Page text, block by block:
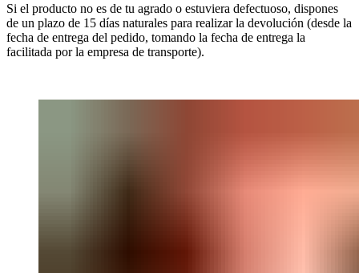
Si el producto no es de tu agrado o estuviera defectuoso, dispones
de un plazo de 15 días naturales para realizar la devolución (desde la
fecha de entrega del pedido, tomando la fecha de entrega la
facilitada por la empresa de transporte).